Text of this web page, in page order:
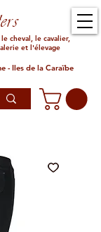
cheval, le cavalier,
et l'élevage
- Iles de la Caraïbe